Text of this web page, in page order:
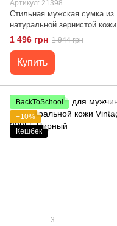
Артикул: 21398
Стильная мужская сумка из
натуральной зернистой кожи
21398 Vintage Черная
1 496 грн 1 944 грн
Купить
BackToSchool
−10%
Кешбек
3